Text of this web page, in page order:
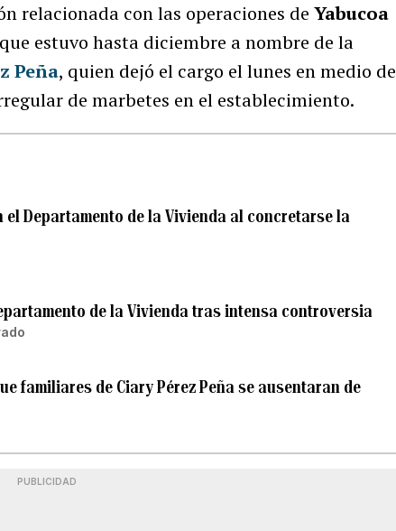
relacionada con las operaciones deYabucoa
estuvo hasta diciembre a nombre de la
Peña, quien dejó el cargo el lunes en medio de
de marbetes en el establecimiento.
Departamento de la Vivienda al concretarse la
de la Vivienda tras intensa controversia
familiares de Ciary Pérez Peña se ausentaran de
PUBLICIDAD